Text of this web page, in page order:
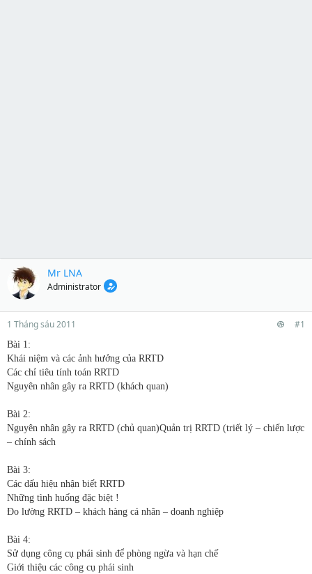
Mr LNA
Administrator
1 Tháng sáu 2011 #1
Bài 1:
Khái niệm và các ảnh hưởng của RRTD
Các chỉ tiêu tính toán RRTD
Nguyên nhân gây ra RRTD (khách quan)
Bài 2:
Nguyên nhân gây ra RRTD (chủ quan)Quản trị RRTD (triết lý – chiến lược
– chính sách
Bài 3:
Các dấu hiệu nhận biết RRTD
Những tình huống đặc biệt !
Đo lường RRTD – khách hàng cá nhân – doanh nghiệp
Bài 4:
Sử dụng công cụ phái sinh để phòng ngừa và hạn chế
Giới thiệu các công cụ phái sinh